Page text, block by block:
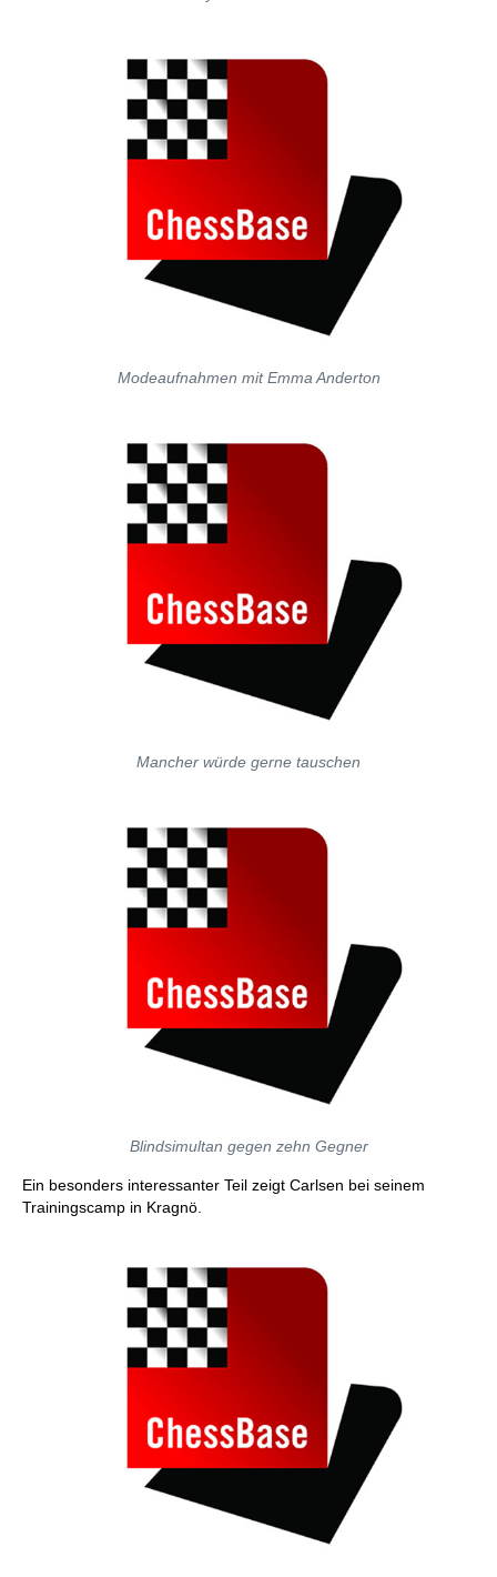
Modeaufnahmen mit Emma Anderton
Mancher würde gerne tauschen
Blindsimultan gegen zehn Gegner
Ein besonders interessanter Teil zeigt Carlsen bei seinem
Trainingscamp in Kragnö.